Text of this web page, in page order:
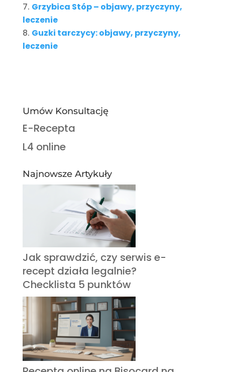
Grzybica Stóp – objawy, przyczyny,
leczenie
Guzki tarczycy: objawy, przyczyny,
leczenie
Umów Konsultację
E-Recepta
L4 online
Najnowsze Artykuły
Jak sprawdzić, czy serwis e-
recept działa legalnie?
Checklista 5 punktów